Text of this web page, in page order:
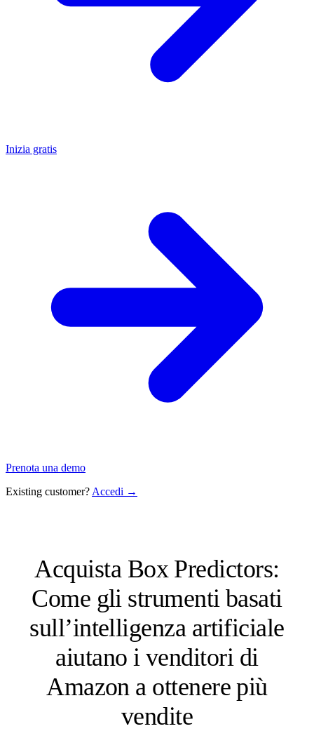
Inizia gratis
Prenota una demo
Existing customer? Accedi →
Acquista Box Predictors:
Come gli strumenti basati
sull’intelligenza artificiale
aiutano i venditori di
Amazon a ottenere più
vendite